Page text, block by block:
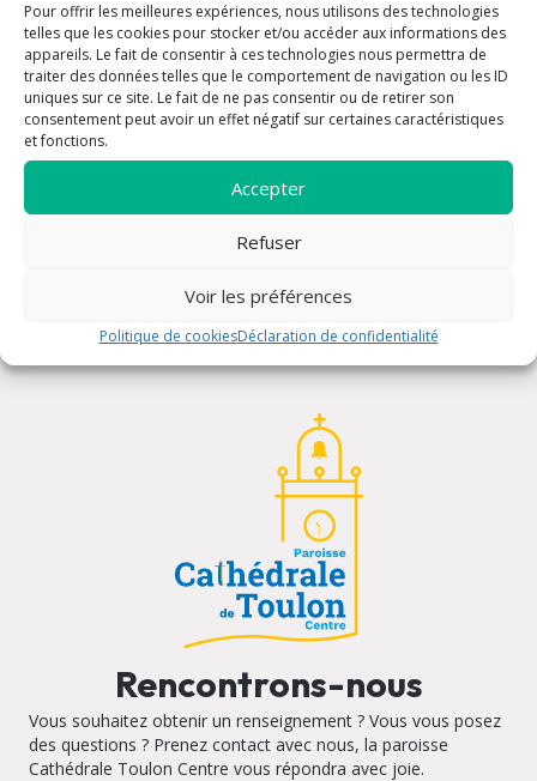
Pour offrir les meilleures expériences, nous utilisons des technologies
telles que les cookies pour stocker et/ou accéder aux informations des
appareils. Le fait de consentir à ces technologies nous permettra de
traiter des données telles que le comportement de navigation ou les ID
uniques sur ce site. Le fait de ne pas consentir ou de retirer son
consentement peut avoir un effet négatif sur certaines caractéristiques
et fonctions.
Accepter
Refuser
Voir les préférences
Politique de cookiesDéclaration de confidentialité
Adoration eucharistique
Rencontrons-nous
Vous souhaitez obtenir un renseignement ? Vous vous posez
des questions ? Prenez contact avec nous, la paroisse
Cathédrale Toulon Centre vous répondra avec joie.